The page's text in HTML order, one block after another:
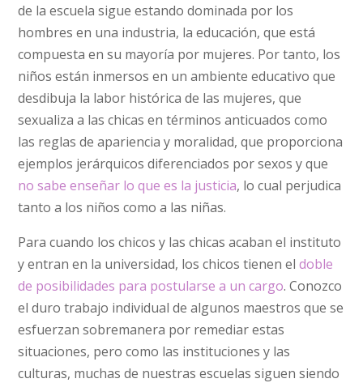
de la escuela sigue estando dominada por los
hombres en una industria, la educación, que está
compuesta en su mayoría por mujeres. Por tanto, los
niños están inmersos en un ambiente educativo que
desdibuja la labor histórica de las mujeres, que
sexualiza a las chicas en términos anticuados como
las reglas de apariencia y moralidad, que proporciona
ejemplos jerárquicos diferenciados por sexos y que
no sabe enseñar lo que es la justicia, lo cual perjudica
tanto a los niños como a las niñas.
Para cuando los chicos y las chicas acaban el instituto
y entran en la universidad, los chicos tienen eldoble
de posibilidades para postularse a un cargo. Conozco
el duro trabajo individual de algunos maestros que se
esfuerzan sobremanera por remediar estas
situaciones, pero como las instituciones y las
culturas, muchas de nuestras escuelas siguen siendo